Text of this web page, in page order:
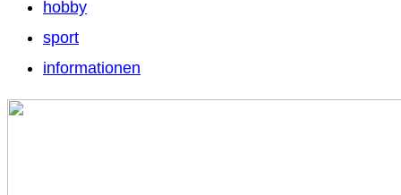
hobby
sport
informationen